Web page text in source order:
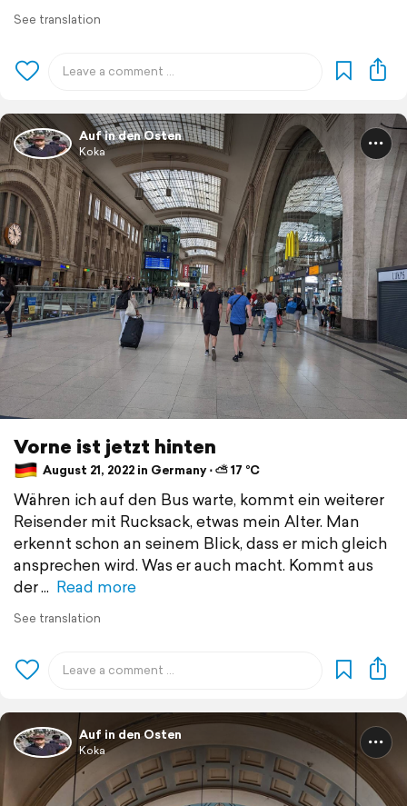
See translation
Auf in den Osten
Koka
Vorne ist jetzt hinten
August 21, 2022 in Germany ⋅ ⛅ 17 °C
Währen ich auf den Bus warte, kommt ein weiterer
Reisender mit Rucksack, etwas mein Alter. Man
erkennt schon an seinem Blick, dass er mich gleich
ansprechen wird. Was er auch macht. Kommt aus
der
Read more
See translation
Auf in den Osten
Koka